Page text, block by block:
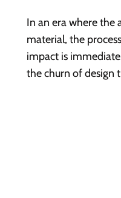
In an era where the
material, the
impact is
the churn of design